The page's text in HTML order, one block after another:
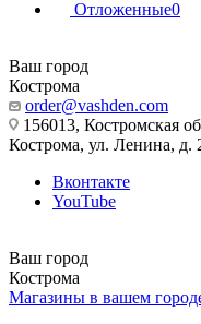
Отложенные0
Ваш город
Кострома
order@vashden.com
156013, Костромская
Кострома, ул. Ленина,
Вконтакте
YouTube
Ваш город
Кострома
Магазины в вашем